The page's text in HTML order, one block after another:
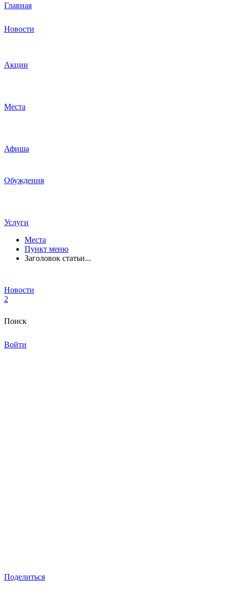
Главная
Новости
Акции
Места
Афиша
Обуждения
Услуги
Места
Пункт меню
Заголовок статьи...
Новости
2
Поиск
Войти
Поделиться